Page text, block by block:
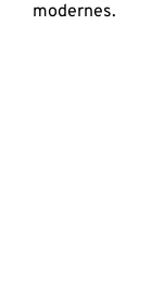
modernes.